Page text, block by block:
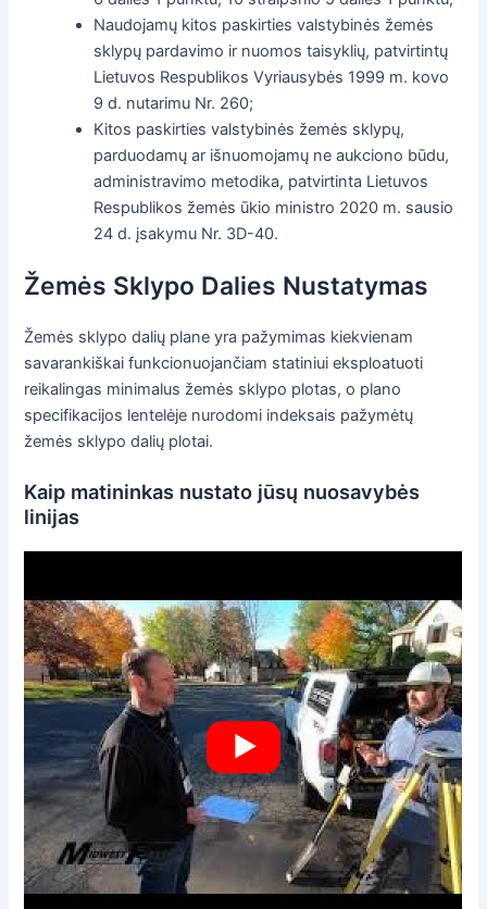
Naudojamų kitos paskirties valstybinės žemės
sklypų pardavimo ir nuomos taisyklių, patvirtintų
Lietuvos Respublikos Vyriausybės 1999 m. kovo
9 d. nutarimu Nr. 260;
Kitos paskirties valstybinės žemės sklypų,
parduodamų ar išnuomojamų ne aukciono būdu,
administravimo metodika, patvirtinta Lietuvos
Respublikos žemės ūkio ministro 2020 m. sausio
24 d. įsakymu Nr. 3D-40.
Žemės Sklypo Dalies Nustatymas
Žemės sklypo dalių plane yra pažymimas kiekvienam
savarankiškai funkcionuojančiam statiniui eksploatuoti
reikalingas minimalus žemės sklypo plotas, o plano
specifikacijos lentelėje nurodomi indeksais pažymėtų
žemės sklypo dalių plotai.
Kaip matininkas nustato jūsų nuosavybės
linijas